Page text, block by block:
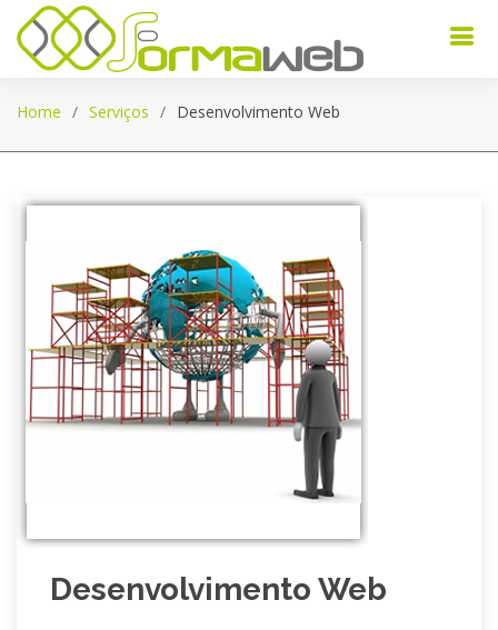
Home Serviços Desenvolvimento Web
Desenvolvimento Web